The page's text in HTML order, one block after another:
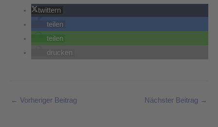
twittern
teilen
teilen
drucken
← Vorheriger Beitrag Nächster Beitrag →